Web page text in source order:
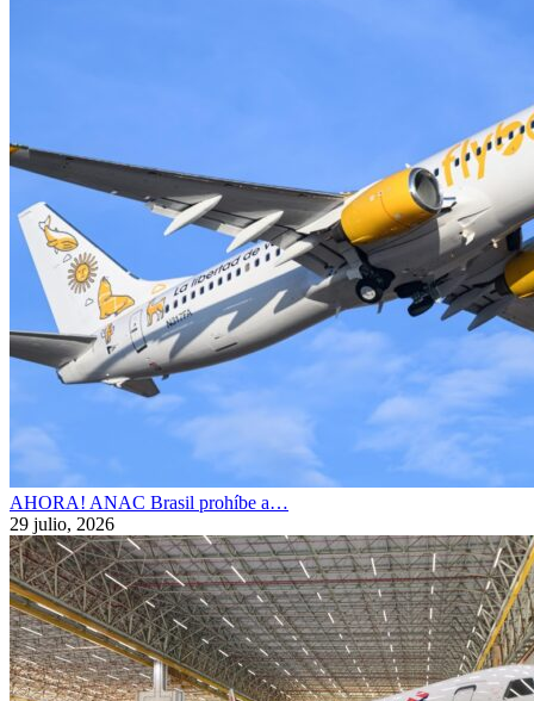
AHORA! ANAC Brasil prohíbe a…
29 julio, 2026